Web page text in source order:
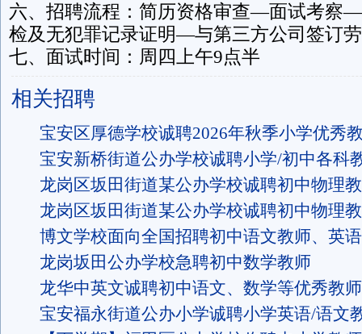
六、招聘流程：简历资格审查—面试考察
检及无犯罪记录证明—与第三方公司签订
七、面试时间：周四上午9点半
相关招聘
宝安区厚德学校诚聘2026年秋季小学优秀
宝安新桥街道公办学校诚聘小学/初中各科
龙岗区坂田街道某公办学校诚聘初中物理
龙岗区坂田街道某公办学校诚聘初中物理
博文学校面向全国招聘初中语文教师、英
龙岗坂田公办学校急聘初中数学教师
龙华中英文诚聘初中语文、数学等优秀教师
宝安福永街道公办小学诚聘小学英语/语文